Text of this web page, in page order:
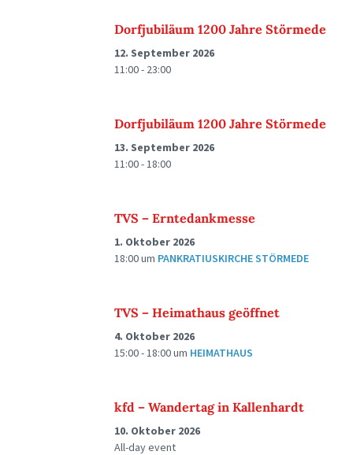
Dorfjubiläum 1200 Jahre Störmede
12. September 2026
11:00 - 23:00
Dorfjubiläum 1200 Jahre Störmede
13. September 2026
11:00 - 18:00
TVS – Erntedankmesse
1. Oktober 2026
18:00um PANKRATIUSKIRCHE STÖRMEDE
TVS – Heimathaus geöffnet
4. Oktober 2026
15:00 - 18:00um HEIMATHAUS
kfd – Wandertag in Kallenhardt
10. Oktober 2026
All-day event